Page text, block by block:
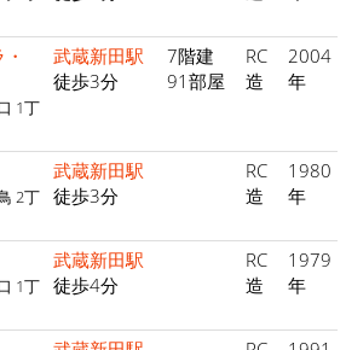
1丁
武蔵新田駅
徒歩3分
7階建
91部屋
RC
造
2004
年
2丁
武蔵新田駅
徒歩3分
RC
造
1980
年
1丁
武蔵新田駅
徒歩4分
RC
造
1979
年